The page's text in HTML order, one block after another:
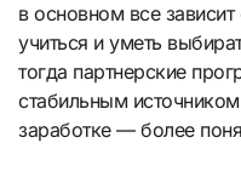
в основном все
учиться и уметь
тогда партнерские
стабильным
заработке — более